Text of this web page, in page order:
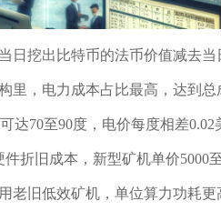
挖出比特币的法币价值减去当
里，电力成本占比最高，达到总
达70至90度，电价每度相差
折旧成本，新型矿机单价5000
老旧低效矿机，单位算力功耗